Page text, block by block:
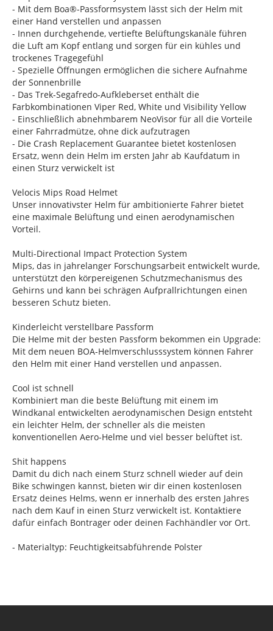
- Mit dem Boa®-Passformsystem lässt sich der Helm mit
einer Hand verstellen und anpassen
- Innen durchgehende, vertiefte Belüftungskanäle führen
die Luft am Kopf entlang und sorgen für ein kühles und
trockenes Tragegefühl
- Spezielle Öffnungen ermöglichen die sichere Aufnahme
der Sonnenbrille
- Das Trek-Segafredo-Aufkleberset enthält die
Farbkombinationen Viper Red, White und Visibility Yellow
- Einschließlich abnehmbarem NeoVisor für all die Vorteile
einer Fahrradmütze, ohne dick aufzutragen
- Die Crash Replacement Guarantee bietet kostenlosen
Ersatz, wenn dein Helm im ersten Jahr ab Kaufdatum in
einen Sturz verwickelt ist
Velocis Mips Road Helmet
Unser innovativster Helm für ambitionierte Fahrer bietet
eine maximale Belüftung und einen aerodynamischen
Vorteil.
Multi-Directional Impact Protection System
Mips, das in jahrelanger Forschungsarbeit entwickelt wurde,
unterstützt den körpereigenen Schutzmechanismus des
Gehirns und kann bei schrägen Aufprallrichtungen einen
besseren Schutz bieten.
Kinderleicht verstellbare Passform
Die Helme mit der besten Passform bekommen ein Upgrade:
Mit dem neuen BOA-Helmverschlusssystem können Fahrer
den Helm mit einer Hand verstellen und anpassen.
Cool ist schnell
Kombiniert man die beste Belüftung mit einem im
Windkanal entwickelten aerodynamischen Design entsteht
ein leichter Helm, der schneller als die meisten
konventionellen Aero-Helme und viel besser belüftet ist.
Shit happens
Damit du dich nach einem Sturz schnell wieder auf dein
Bike schwingen kannst, bieten wir dir einen kostenlosen
Ersatz deines Helms, wenn er innerhalb des ersten Jahres
nach dem Kauf in einen Sturz verwickelt ist. Kontaktiere
dafür einfach Bontrager oder deinen Fachhändler vor Ort.
- Materialtyp: Feuchtigkeitsabführende Polster